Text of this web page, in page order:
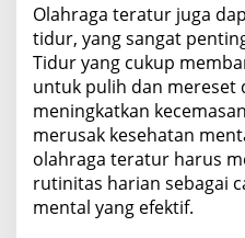
Olahraga teratur juga
tidur, yang sangat
Tidur yang cukup
untuk pulih dan
meningkatkan
merusak kesehatan
olahraga teratur harus
rutinitas harian sebagai
mental yang efektif.